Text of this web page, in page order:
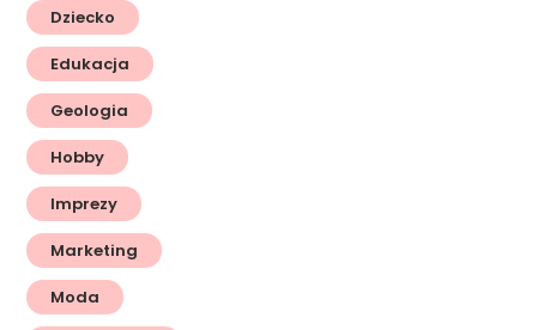
Dziecko
Edukacja
Geologia
Hobby
Imprezy
Marketing
Moda